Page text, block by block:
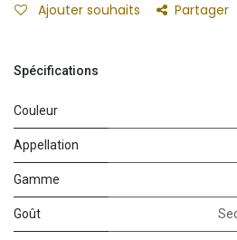
Ajouter souhaits Partager
Spécifications
Couleur
Appellation
Gamme
Goût